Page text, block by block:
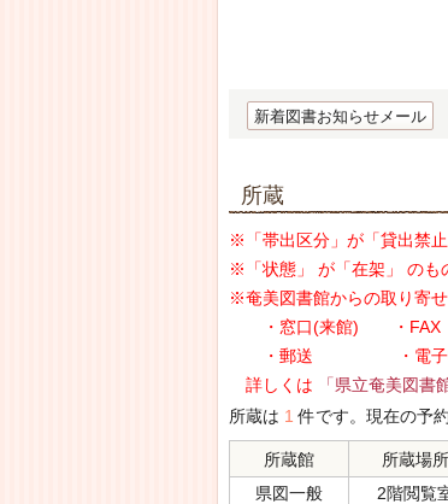
新着図書お知らせメール
所蔵
※「帯出区分」が「貸出禁
※「状態」 が「在架」 のも
※奄美図書館からの取り寄
・窓口(来館) ・FAX
・郵送 ・電子
詳しくは
「県立奄美図書
所蔵は 1 件です。現在の予
所蔵館 所蔵場所
県図一般
2階閲覧